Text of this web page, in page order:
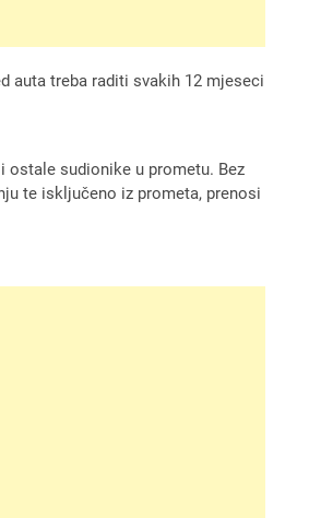
auta treba raditi svakih 12 mjeseci
ostale sudionike u prometu. Bez
te isključeno iz prometa, prenosi